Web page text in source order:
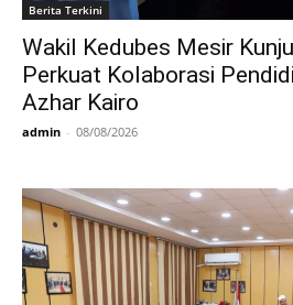
Berita Terkini
Wakil Kedubes Mesir
Perkuat Kolaborasi
Azhar Kairo
admin - 08/08/2026